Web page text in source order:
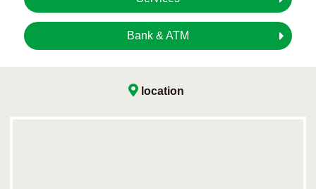
Bank & ATM
location